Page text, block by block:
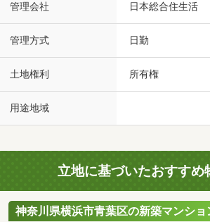
管理会社 日本総合住生活
管理方式 日勤
土地権利 所有権
用途地域
立地に基づいたおすすめ
神奈川県横浜市青葉区の新築マンショ